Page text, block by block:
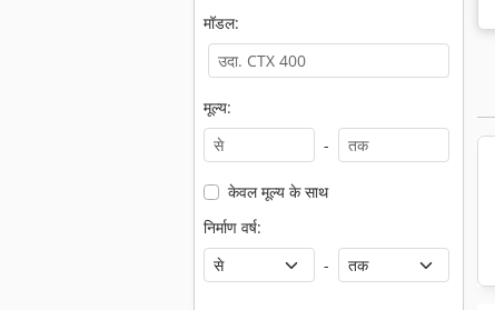
मॉडल:
मूल्य:
-
केवल मूल्य के साथ
निर्माण वर्ष:
-